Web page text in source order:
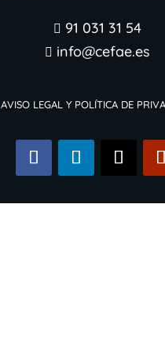
 91 031 31 54
 info@cefae.es
Aviso legal y Política de